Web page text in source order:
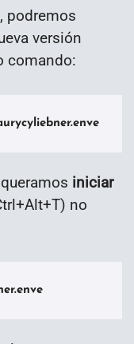
podremos
versión
comando:
iniciar
no